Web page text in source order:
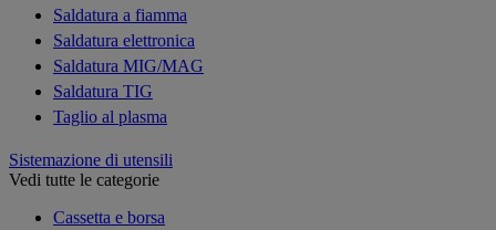
Saldatura a fiamma
Saldatura elettronica
Saldatura MIG/MAG
Saldatura TIG
Taglio al plasma
Sistemazione di utensili
Vedi tutte le categorie
Cassetta e borsa